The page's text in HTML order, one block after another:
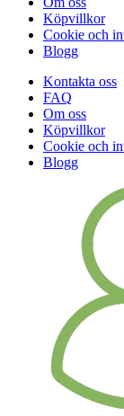
Köpvillkor
Cookie och
Blogg
Kontakta oss
FAQ
Om oss
Köpvillkor
Cookie och
Blogg